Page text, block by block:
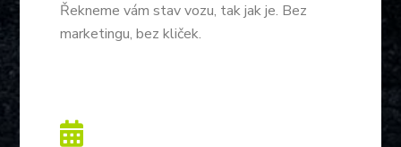
Řekneme vám stav vozu, tak jak je. Bez
marketingu, bez kliček.
